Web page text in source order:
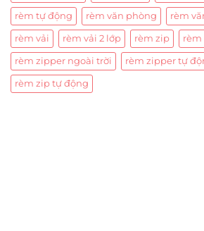
rèm tự động rèm văn phòng rèm
rèm vải rèm vải 2 lớp rèm zip rèm
rèm zipper ngoài trời rèm zipper tự
rèm zip tự động